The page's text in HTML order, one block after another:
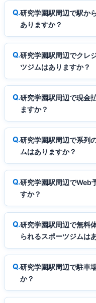
研究学園駅周辺で駅か
ありますか？
研究学園駅周辺でクレ
ツジムはありますか？
研究学園駅周辺で現金
ますか？
研究学園駅周辺で系列
ムはありますか？
研究学園駅周辺でWeb
すか？
研究学園駅周辺で無料
られるスポーツジムは
研究学園駅周辺で駐車
か？